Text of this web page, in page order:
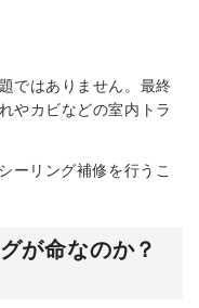
ではありません。最終
やカビなどの室内トラ
ーリング補修を行うこ
が命なのか？